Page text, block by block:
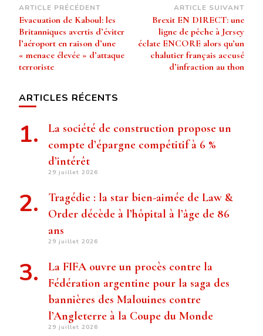
Navigation
d’article
ARTICLE PRÉCÉDENT
Evacuation de Kaboul: les
Britanniques avertis d’éviter
l’aéroport en raison d’une
« menace élevée » d’attaque
terroriste
ARTICLE SUIVANT
Brexit EN DIRECT: une
ligne de pêche à Jersey
éclate ENCORE alors qu’un
chalutier français accusé
d’infraction au thon
ARTICLES RÉCENTS
La société de construction propose un
compte d’épargne compétitif à 6 %
d’intérêt
29 juillet 2026
Tragédie : la star bien-aimée de Law &
Order décède à l’hôpital à l’âge de 86
ans
29 juillet 2026
La FIFA ouvre un procès contre la
Fédération argentine pour la saga des
bannières des Malouines contre
l’Angleterre à la Coupe du Monde
29 juillet 2026